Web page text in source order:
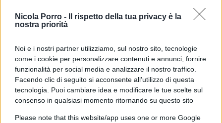
Nicola Porro -
Il rispetto della tua privacy è la
nostra priorità
Noi e i nostri partner utilizziamo, sul nostro sito, tecnologie
come i cookie per personalizzare contenuti e annunci, fornire
funzionalità per social media e analizzare il nostro traffico.
Facendo clic di seguito si acconsente all'utilizzo di questa
tecnologia. Puoi cambiare idea e modificare le tue scelte sul
consenso in qualsiasi momento ritornando su questo sito
Please note that this website/app uses one or more Google
Molestie alla Beccaglia, tutti i ribelli al
femministicamente corretto
La stramba teoria sulla “palpata”: se è uomo fa
violenza, se è donna no
Panico per le femministe: giornalista italiano
“palpato” dalla tifosa